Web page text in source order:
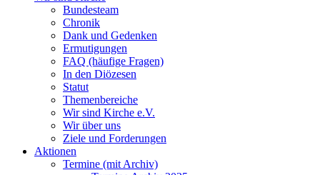
Bundesteam
Chronik
Dank und Gedenken
Ermutigungen
FAQ (häufige Fragen)
In den Diözesen
Statut
Themenbereiche
Wir sind Kirche e.V.
Wir über uns
Ziele und Forderungen
Aktionen
Termine (mit Archiv)